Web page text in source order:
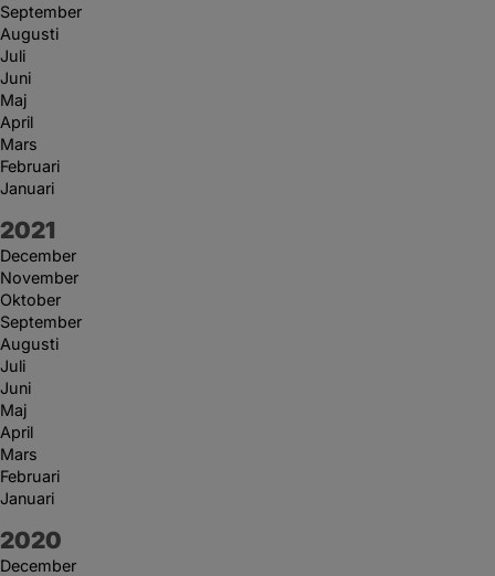
September
Augusti
Juli
Juni
Maj
April
Mars
Februari
Januari
År:
2021
December
November
Oktober
September
Augusti
Juli
Juni
Maj
April
Mars
Februari
Januari
År:
2020
December